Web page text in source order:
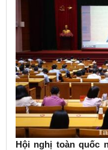
Hội nghị toàn quốc